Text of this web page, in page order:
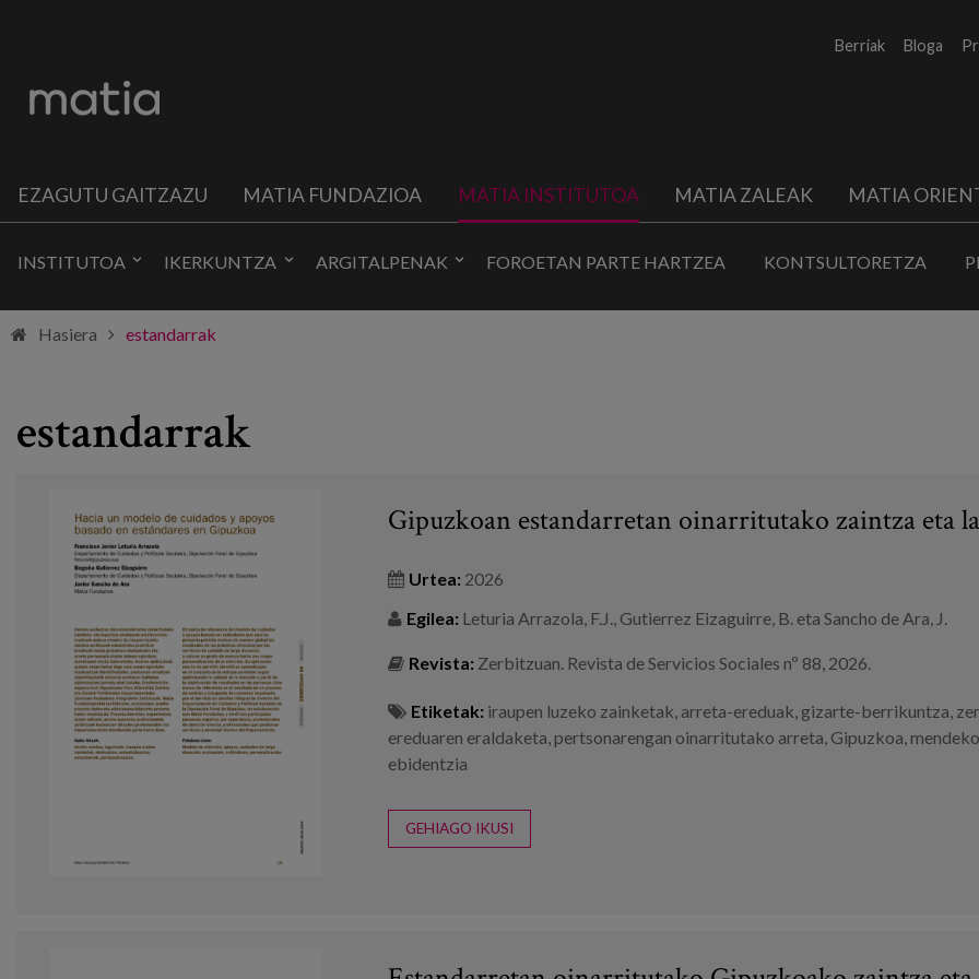
Berriak Bloga
EZAGUTU GAITZAZU MATIA FUNDAZIOA MATIA INSTITUTOA MATIA ZALEAK MATIA
INSTITUTOA IKERKUNTZA ARGITALPENAK FOROETAN PARTE HARTZEA KONTSULTORETZA
Hasiera estandarrak
estandarrak
Gipuzkoan estandarretan oinarritutako zaintza eta
Urtea: 2026
Egilea: Leturia Arrazola, F.J., Gutierrez Eizaguirre, B. eta Sancho de Ara, J.
Revista: Zerbitzuan. Revista de Servicios Sociales nº 88, 2026.
Etiketak: iraupen luzeko zainketak, arreta-ereduak, gizarte-berrikuntza,
ereduaren eraldaketa,pertsonarengan oinarritutako arreta, Gipuzkoa,
ebidentzia
GEHIAGO IKUSI